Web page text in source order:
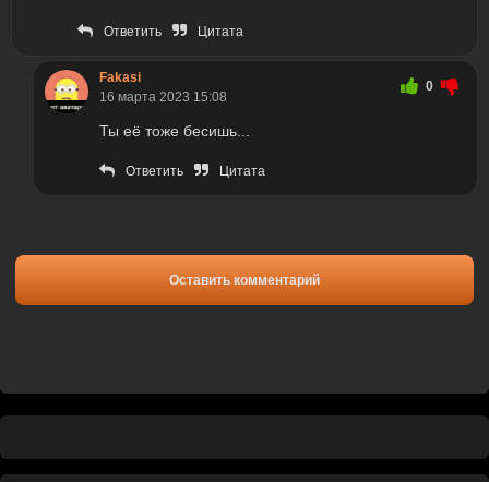
Ответить Цитата
Fakasi
16 марта 2023 15:08
0
Ты её тоже бесишь...
Ответить Цитата
Оставить комментарий